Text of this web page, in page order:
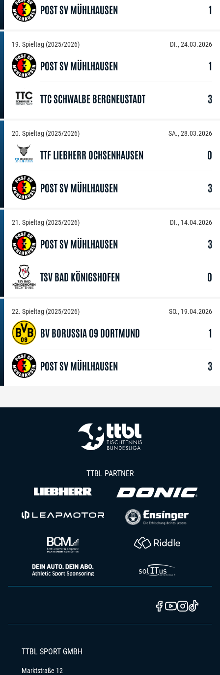
POST SV MÜHLHAUSEN 1
19. Spieltag (2025/2026) DI., 24.03.2026
POST SV MÜHLHAUSEN 1
TTC SCHWALBE BERGNEUSTADT 3
20. Spieltag (2025/2026) SA., 28.03.2026
TTF LIEBHERR OCHSENHAUSEN 0
POST SV MÜHLHAUSEN 3
21. Spieltag (2025/2026) DI., 14.04.2026
POST SV MÜHLHAUSEN 3
TSV BAD KÖNIGSHOFEN 0
22. Spieltag (2025/2026) SO., 19.04.2026
BV BORUSSIA 09 DORTMUND 1
POST SV MÜHLHAUSEN 3
TTBL PARTNER
TTBL SPORT GMBH
Marktstraße 12